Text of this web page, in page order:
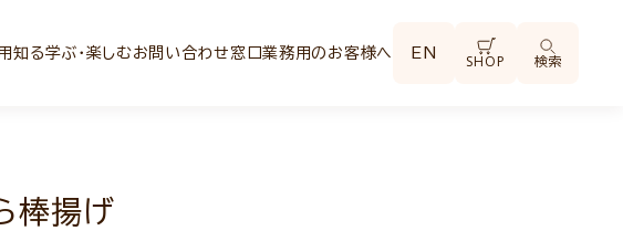
知る学ぶ・楽しむお問い合わせ窓口業務用のお客様へ EN SHOP 検索
棒揚げ